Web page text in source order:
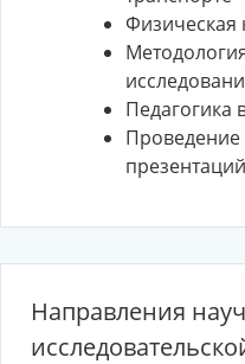
Физическая
Направления